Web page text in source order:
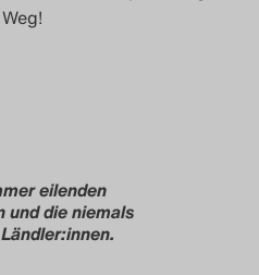
eilenden
und die niemals